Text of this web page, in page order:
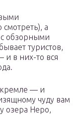
а
обзорными
туристов,
и в них-то вся
кремле — и
чуду вам
озера Неро,